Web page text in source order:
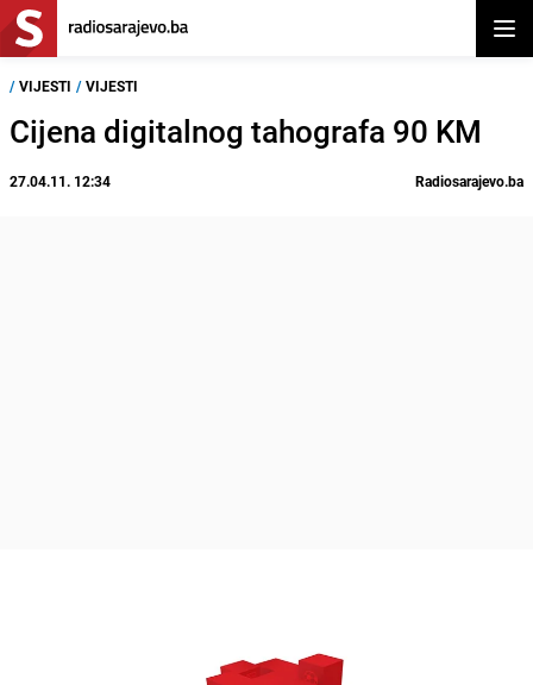
/ VIJESTI / VIJESTI
Cijena digitalnog tahografa 90 KM
27.04.11. 12:34 Radiosarajevo.ba